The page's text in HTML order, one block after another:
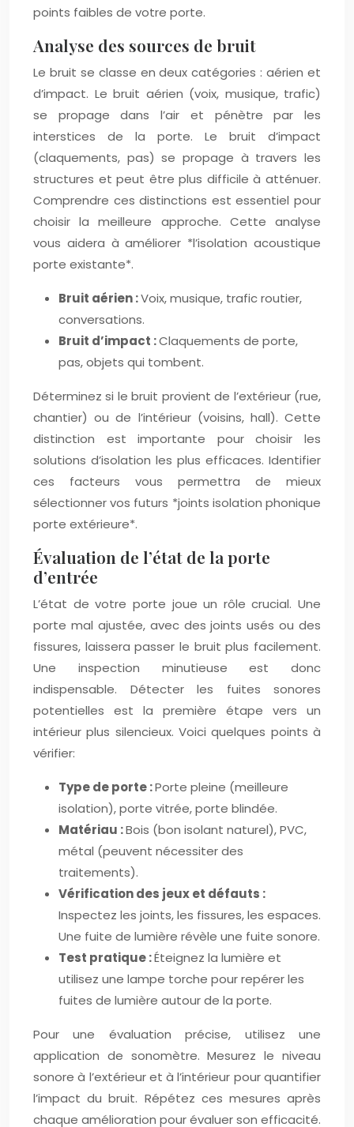
points faibles de votre porte.
Analyse des sources de bruit
Le bruit se classe en deux catégories : aérien et
d’impact. Le bruit aérien (voix, musique, trafic)
se propage dans l’air et pénètre par les
interstices de la porte. Le bruit d’impact
(claquements, pas) se propage à travers les
structures et peut être plus difficile à atténuer.
Comprendre ces distinctions est essentiel pour
choisir la meilleure approche. Cette analyse
vous aidera à améliorer *l’isolation acoustique
porte existante*.
Bruit aérien :Voix, musique, trafic routier,
conversations.
Bruit d’impact :Claquements de porte,
pas, objets qui tombent.
Déterminez si le bruit provient de l’extérieur (rue,
chantier) ou de l’intérieur (voisins, hall). Cette
distinction est importante pour choisir les
solutions d’isolation les plus efficaces. Identifier
ces facteurs vous permettra de mieux
sélectionner vos futurs *joints isolation phonique
porte extérieure*.
Évaluation de l’état de la porte
d’entrée
L’état de votre porte joue un rôle crucial. Une
porte mal ajustée, avec des joints usés ou des
fissures, laissera passer le bruit plus facilement.
Une inspection minutieuse est donc
indispensable. Détecter les fuites sonores
potentielles est la première étape vers un
intérieur plus silencieux. Voici quelques points à
vérifier:
Type de porte :Porte pleine (meilleure
isolation), porte vitrée, porte blindée.
Matériau :Bois (bon isolant naturel), PVC,
métal (peuvent nécessiter des
traitements).
Vérification des jeux et défauts :
Inspectez les joints, les fissures, les espaces.
Une fuite de lumière révèle une fuite sonore.
Test pratique :Éteignez la lumière et
utilisez une lampe torche pour repérer les
fuites de lumière autour de la porte.
Pour une évaluation précise, utilisez une
application de sonomètre. Mesurez le niveau
sonore à l’extérieur et à l’intérieur pour quantifier
l’impact du bruit. Répétez ces mesures après
chaque amélioration pour évaluer son efficacité.